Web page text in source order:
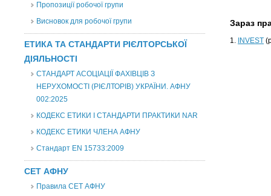
Пропозиції робочої групи
Висновок для робочої групи
ЕТИКА ТА СТАНДАРТИ РІЄЛТОРСЬКОЇ
ДІЯЛЬНОСТІ
СТАНДАРТ АСОЦІАЦІЇ ФАХІВЦІВ З
НЕРУХОМОСТІ (РІЄЛТОРІВ) УКРАЇНИ. АФНУ
002:2025
КОДЕКС ЕТИКИ І СТАНДАРТИ ПРАКТИКИ NAR
КОДЕКС ЕТИКИ ЧЛЕНА АФНУ
Стандарт EN 15733:2009
СЕТ АФНУ
Правила СЕТ АФНУ
Зараз
1. INVEST